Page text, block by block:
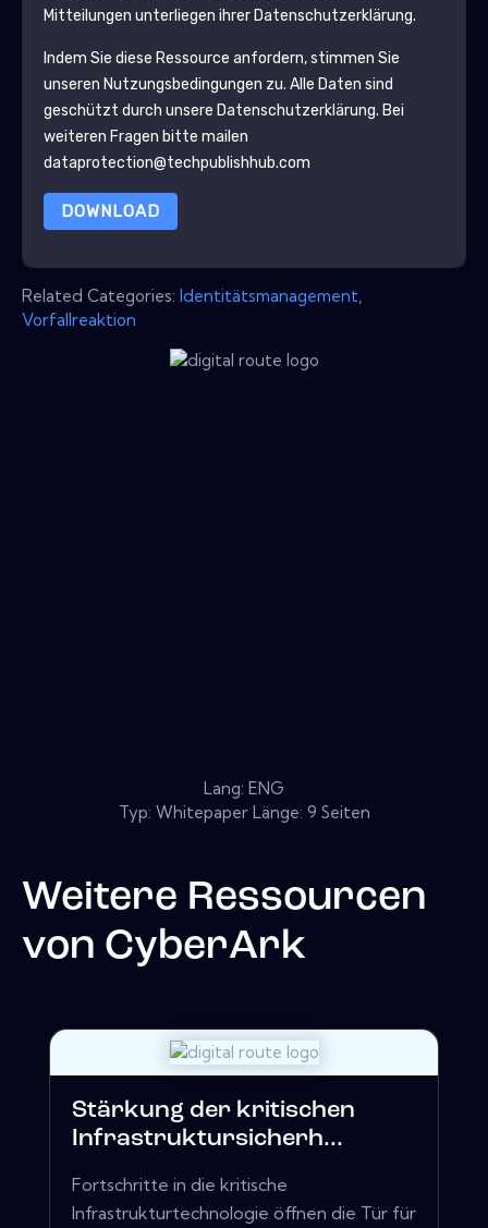
Mitteilungen unterliegen ihrer Datenschutzerklärung.
Indem Sie diese Ressource anfordern, stimmen Sie
unseren Nutzungsbedingungen zu. Alle Daten sind
geschützt durch unsere Datenschutzerklärung. Bei
weiteren Fragen bitte mailen
dataprotection@techpublishhub.com
DOWNLOAD
Related Categories: Identitätsmanagement
Vorfallreaktion
Lang: ENG
Typ: Whitepaper Länge: 9 Seiten
Weitere Ressourcen
von CyberArk
Stärkung der kritischen
Infrastruktursicherh...
Fortschritte in die kritische
Infrastrukturtechnologie öffnen die Tür für